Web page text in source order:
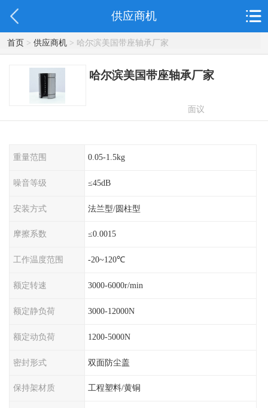
供应商机
首页> 供应商机> 哈尔滨美国带座轴承厂家
哈尔滨美国带座轴承厂家
面议
重量范围 0.05-1.5kg
噪音等级 ≤45dB
安装方式 法兰型/圆柱型
摩擦系数 ≤0.0015
工作温度范围 -20~120℃
额定转速 3000-6000r/min
额定静负荷 3000-12000N
额定动负荷 1200-5000N
密封形式 双面防尘盖
保持架材质 工程塑料/黄铜